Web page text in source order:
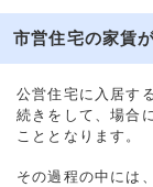
市営住宅の家賃
公営住宅に入居す
続きをして、場合
こととなります。
その過程の中には